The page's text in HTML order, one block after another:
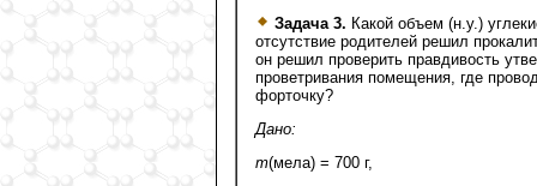
Задача 3. Какой объем (н.у.)
отсутствие родителей решил
он решил проверить правдивость
проветривания помещения, где
форточку?
Дано:
m(мела) = 700 г,